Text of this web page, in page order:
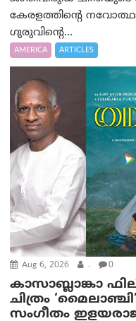
കേരളത്തിന്റെ
ഗുരുവിന്റെ...
AMERICA ARTICLES
Aug 6, 2026 . 0
കാസാബ്ലാങ്കാ
ചിത്രം
സംഗീതം